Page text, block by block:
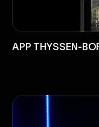
APP THYSSEN-